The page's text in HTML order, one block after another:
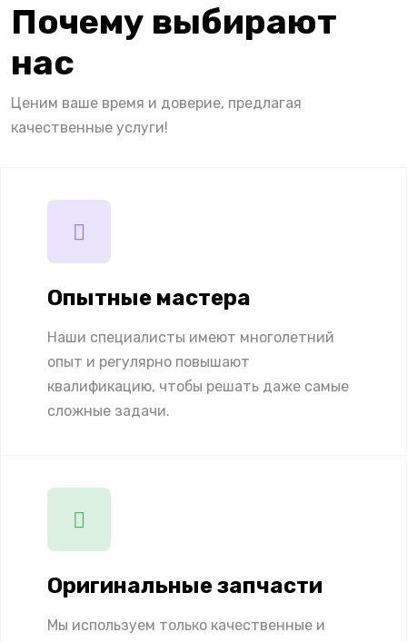
Почему выбирают
нас
Ценим ваше время и доверие, предлагая
качественные услуги!
Опытные мастера
Наши специалисты имеют многолетний
опыт и регулярно повышают
квалификацию, чтобы решать даже самые
сложные задачи.
Оригинальные запчасти
Мы используем только качественные и